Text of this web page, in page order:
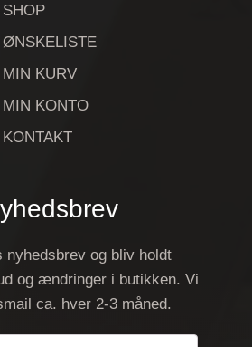
SHOP
ØNSKELISTE
MIN KURV
MIN KONTO
KONTAKT
nyhedsbrev og bliv holdt
og ændringer i butikken. Vi
ca. hver 2-3 måned.